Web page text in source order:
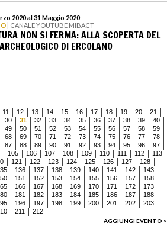
2020 al 31 Maggio 2020
| CANALE YOUTUBE MIBACT
NON SI FERMA: ALLA SCOPERTA DEL
DI ERCOLANO
11 12 13 14 15 16 17 18 19 20
21
30 31 32 33 34 35 36 37 38 39
40
49 50 51 52 53 54 55 56 57 58
59
68 69 70 71 72 73 74 75 76 77
78
87 88 89 90 91 92 93 94 95 96
97
105 106 107 108 109 110 111 112
113
121 122 123 124 125 126 127
128
136 137 138 139 140 141 142
143
151 152 153 154 155 156 157
158
166 167 168 169 170 171 172
173
181 182 183 184 185 186 187
188
196 197 198 199 200 201 202
203
211
212
AGGIUNGI EVENTO >